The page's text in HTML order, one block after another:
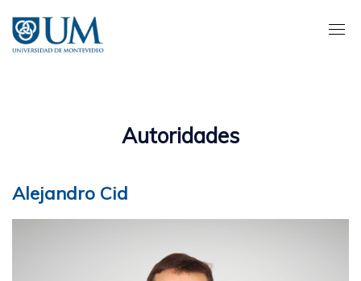
contenido
principal
Autoridades
Alejandro Cid